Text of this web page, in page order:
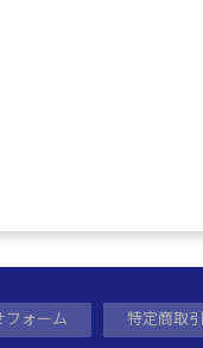
フォーム 特定商取